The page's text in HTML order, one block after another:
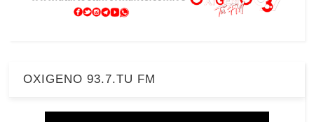
OXIGENO 93.7.TU FM